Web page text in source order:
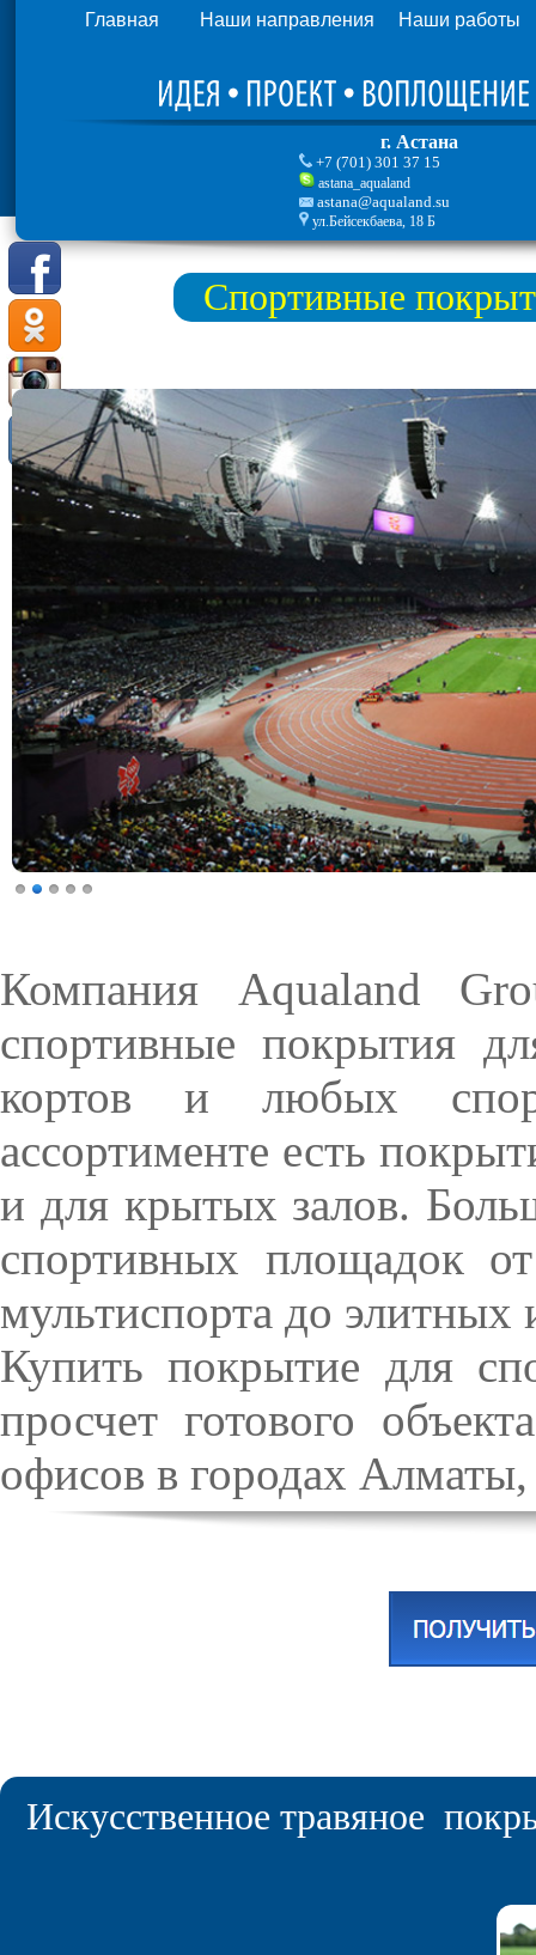
Главная Наши направления Наши работы
г. Астана
+7 (701) 301 37 15
astana_aqualand
astana@aqualand.su
ул.Бейсекбаева, 18 Б
Спортивные
Компания Aqualand
спортивные покрытия
кортов и любых
ассортименте есть
и для крытых залов.
спортивных площадок
мультиспорта до
Купить покрытие для
просчет готового
офисов в городах
Искусственное травяное